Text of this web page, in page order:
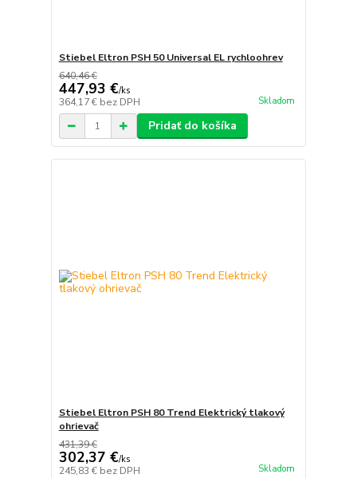
Stiebel Eltron PSH 50 Universal EL rychloohrev
640,46 €
447,93 €/ks
364,17 € bez DPH Skladom
Pridať do košíka
Stiebel Eltron PSH 80 Trend Elektrický tlakový
ohrievač
431,39 €
302,37 €/ks
245,83 € bez DPH Skladom